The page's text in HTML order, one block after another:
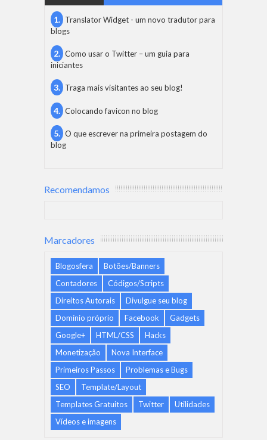
Translator Widget - um novo tradutor para
blogs
Como usar o Twitter – um guia para
iniciantes
Traga mais visitantes ao seu blog!
Colocando favicon no blog
O que escrever na primeira postagem do
blog
Recomendamos
Marcadores
Blogosfera
Botões/Banners
Contadores
Códigos/Scripts
Direitos Autorais
Divulgue seu blog
Domínio próprio
Facebook
Gadgets
Google+
HTML/CSS
Hacks
Monetização
Nova Interface
Primeiros Passos
Problemas e Bugs
SEO
Template/Layout
Templates Gratuitos
Twitter
Utilidades
Vídeos e imagens